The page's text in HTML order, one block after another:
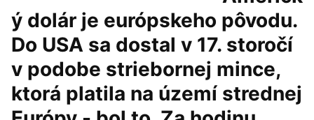
ý dolár je európskeho pôvodu.
Do USA sa dostal v 17. storočí
v podobe striebornej mince,
ktorá platila na území strednej